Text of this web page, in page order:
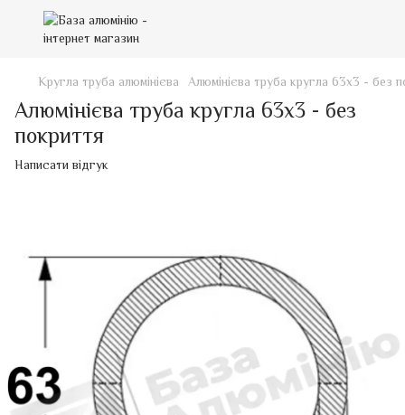
Кругла труба алюмінієва Алюмінієва труба кругла 63х3 - без
Алюмінієва труба кругла 63х3 - без
покриття
Написати відгук